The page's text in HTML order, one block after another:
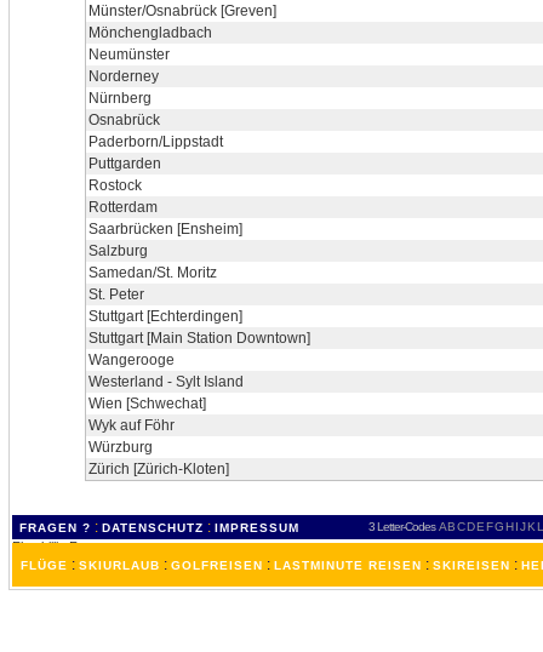
Münster/Osnabrück [Greven]
Mönchengladbach
Neumünster
Norderney
Nürnberg
Osnabrück
Paderborn/Lippstadt
Puttgarden
Rostock
Rotterdam
Saarbrücken [Ensheim]
Salzburg
Samedan/St. Moritz
St. Peter
Stuttgart [Echterdingen]
Stuttgart [Main Station Downtown]
Wangerooge
Westerland - Sylt Island
Wien [Schwechat]
Wyk auf Föhr
Würzburg
Zürich [Zürich-Kloten]
FRAGEN ? : DATENSCHUTZ : IMPRESSUM 3 Letter-Codes ABCDEFGH IJKL
FLÜGE : SKIURLAUB : GOLFREISEN : LASTMINUTE REISEN : SKIREISEN :